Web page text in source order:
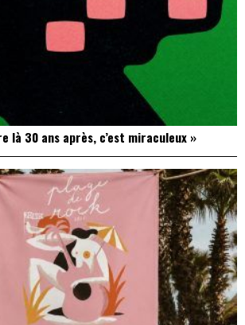
là 30 ans après, c’est miraculeux »